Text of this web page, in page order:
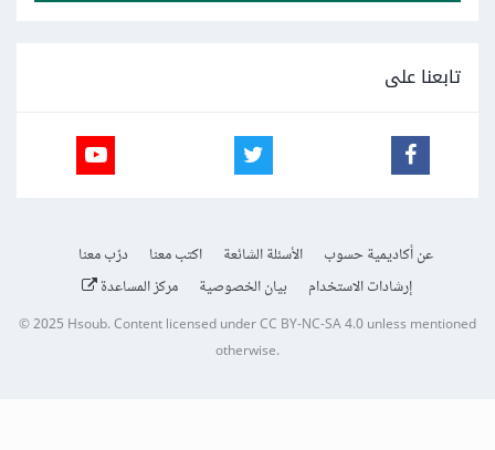
تابعنا على
عن أكاديمية حسوب الأسئلة الشائعة اكتب معنا
درّب معنا
إرشادات الاستخدام
بيان الخصوصية مركز المساعدة
© 2025 Hsoub.Content licensed underCC BY-NC-SA 4.0unless mentioned
otherwise.